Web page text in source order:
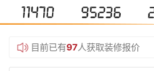
目前已有97人获取装修报价